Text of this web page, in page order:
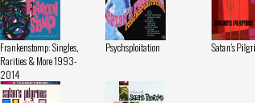
Frankenstomp: Singles,
Rarities & More 1993-
2014
Psychsploitation Satan's